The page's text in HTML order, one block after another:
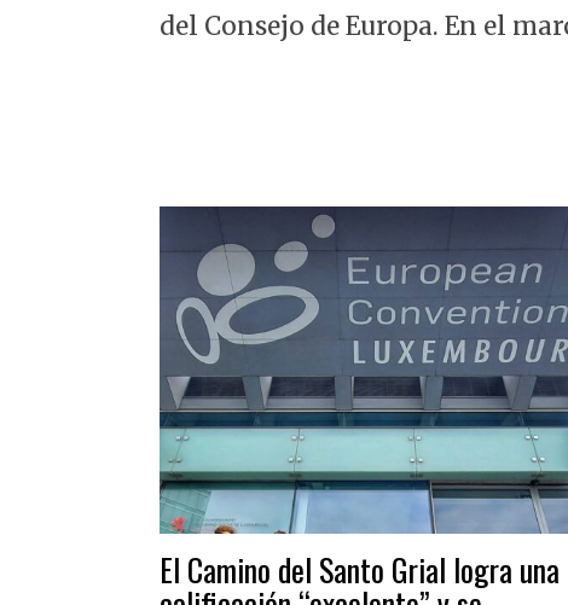
del Consejo de Europa. En el
El Camino del Santo Grial logra una